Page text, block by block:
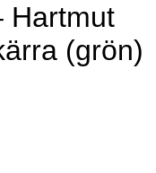
Hartmut
(grön)